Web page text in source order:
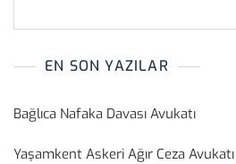
EN SON YAZILAR
Bağlıca Nafaka Davası Avukatı
Yaşamkent Askeri Ağır Ceza Avukatı